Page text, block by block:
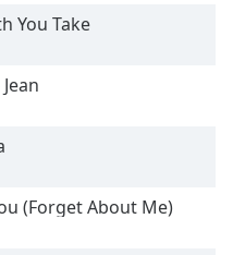
You Take
(Forget About Me)